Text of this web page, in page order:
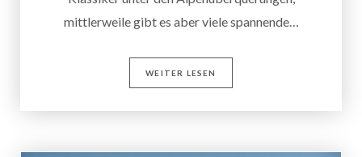
mittlerweile gibt es aber viele spannende…
WEITER LESEN